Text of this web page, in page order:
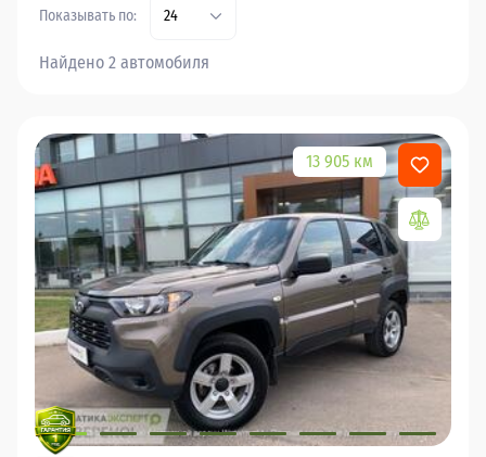
Показывать по: 24
Найдено 2 автомобиля
13 905 км